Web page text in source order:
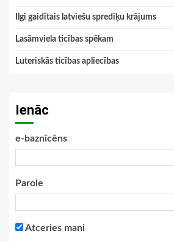
Ilgi gaidītais latviešu sprediķu krājums
Lasāmviela ticības spēkam
Luteriskās ticības apliecības
Ienāc
e-baznīcēns
Parole
Atceries mani